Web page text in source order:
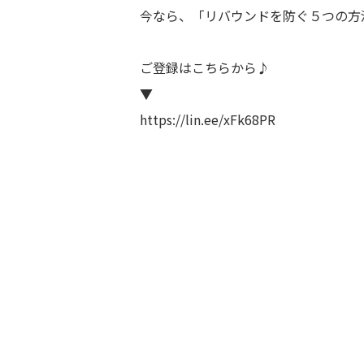
今なら、「リバウンドを防ぐ５つの
ご登録はこちらから♪
▼
https://lin.ee/xFk68PR